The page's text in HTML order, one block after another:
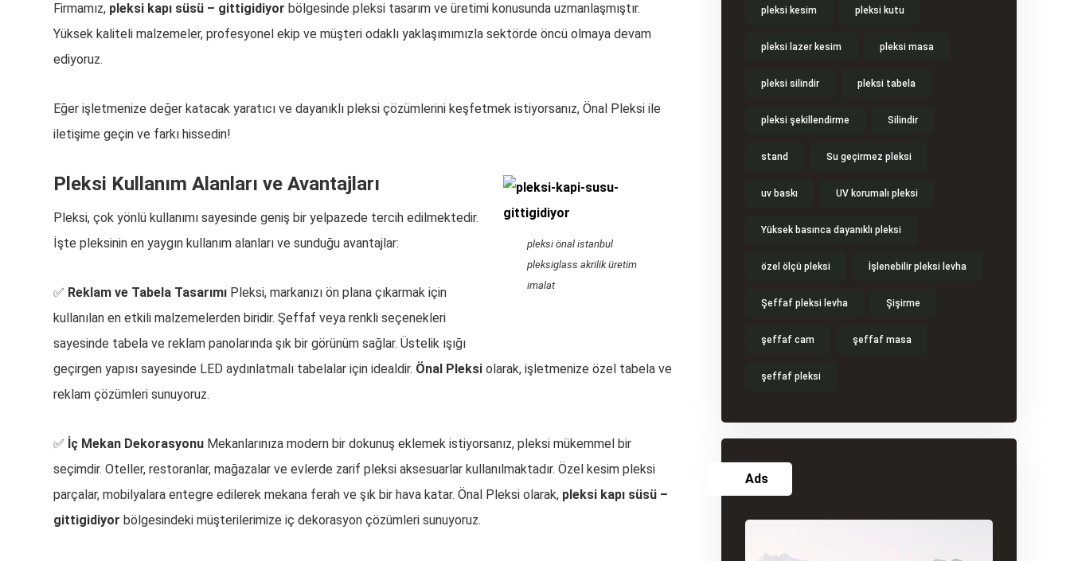
Firmamız, pleksi kapı süsü – gittigidiyor bölgesinde pleksi tasarım ve üretimi konusunda uzmanlaşmıştır.
Yüksek kaliteli malzemeler, profesyonel ekip ve müşteri odaklı yaklaşımımızla sektörde öncü olmaya devam
ediyoruz.
Eğer işletmenize değer katacak yaratıcı ve dayanıklı pleksi çözümlerini keşfetmek istiyorsanız, Önal Pleksi ile
iletişime geçin ve farkı hissedin!
pleksi önal istanbul
pleksiglass akrilik üretim
imalat
Pleksi Kullanım Alanları ve Avantajları
Pleksi, çok yönlü kullanımı sayesinde geniş bir yelpazede tercih edilmektedir.
İşte pleksinin en yaygın kullanım alanları ve sunduğu avantajlar:
✅ Reklam ve Tabela Tasarımı Pleksi, markanızı ön plana çıkarmak için
kullanılan en etkili malzemelerden biridir. Şeffaf veya renkli seçenekleri
sayesinde tabela ve reklam panolarında şık bir görünüm sağlar. Üstelik ışığı
geçirgen yapısı sayesinde LED aydınlatmalı tabelalar için idealdir. Önal Pleksi olarak, işletmenize özel tabela ve
reklam çözümleri sunuyoruz.
✅ İç Mekan Dekorasyonu Mekanlarınıza modern bir dokunuş eklemek istiyorsanız, pleksi mükemmel bir
seçimdir. Oteller, restoranlar, mağazalar ve evlerde zarif pleksi aksesuarlar kullanılmaktadır. Özel kesim pleksi
parçalar, mobilyalara entegre edilerek mekana ferah ve şık bir hava katar. Önal Pleksi olarak, pleksi kapı süsü –
gittigidiyor bölgesindeki müşterilerimize iç dekorasyon çözümleri sunuyoruz.
pleksi kesim pleksi kutu
pleksi lazer kesim pleksi masa
pleksi silindir pleksi tabela
pleksi şekillendirme Silindir
stand Su geçirmez pleksi
uv baskı UV korumalı pleksi
Yüksek basınca dayanıklı pleksi
özel ölçü pleksi İşlenebilir pleksi levha
Şeffaf pleksi levha Şişirme
şeffaf cam şeffaf masa
şeffaf pleksi
Ads